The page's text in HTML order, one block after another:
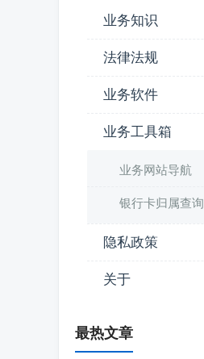
业务知识
法律法规
业务软件
业务工具箱
业务网站导航
银行卡归属查询
隐私政策
关于
最热文章